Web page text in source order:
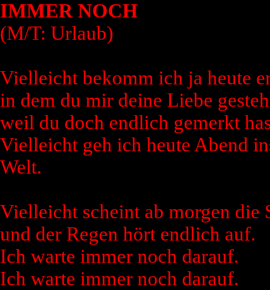
IMMER NOCH
(M/T: Urlaub)
Vielleicht bekomm ich ja heute
in dem du mir deine Liebe
weil du doch endlich gemerkt
Vielleicht geh ich heute Abend
Welt.
Vielleicht scheint ab morgen die
und der Regen hört endlich auf.
Ich warte immer noch darauf.
Ich warte immer noch darauf.